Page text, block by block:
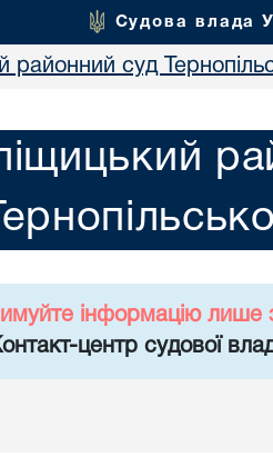
Судова влада
районний суд
інформацію лише
центр судової